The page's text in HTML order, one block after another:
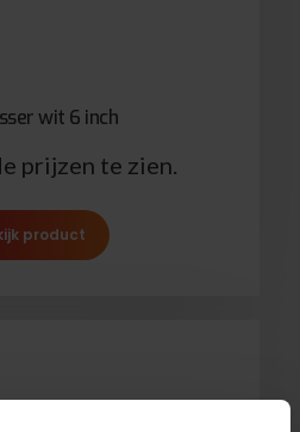
wit 6 inch
prijzen te zien.
product